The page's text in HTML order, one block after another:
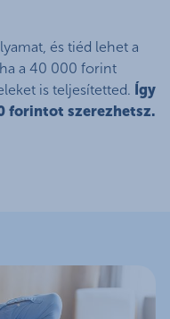
és tiéd lehet a
a 40 000 forint
is teljesítetted. Így
forintot szerezhetsz.